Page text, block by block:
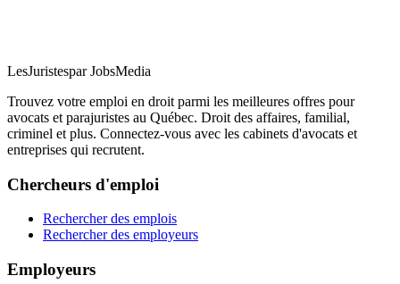
LesJuristespar JobsMedia
Trouvez votre emploi en droit parmi les meilleures offres pour
avocats et parajuristes au Québec. Droit des affaires, familial,
criminel et plus. Connectez-vous avec les cabinets d'avocats et
entreprises qui recrutent.
Chercheurs d'emploi
Rechercher des emplois
Rechercher des employeurs
Employeurs